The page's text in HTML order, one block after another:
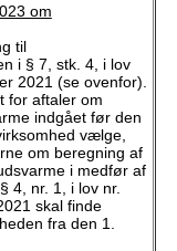
om
til
i § 7, stk. 4, i lov
2021 (se ovenfor).
for aftaler om
indgået før den
vælge,
om beregning af
i medfør af
4, nr. 1, i lov nr.
skal finde
fra den 1.